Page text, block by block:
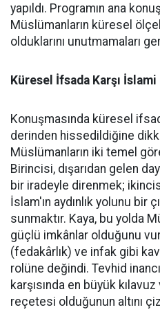
yapıldı. Programın ana
Müslümanların küresel
olduklarını unutmamaları
Küresel İfsada Karşı
Konuşmasında küresel
derinden hissedildiğine
Müslümanların iki temel
Birincisi, dışarıdan gelen
bir iradeyle direnmek;
İslam'ın aydınlık yolunu bir
sunmaktır. Kaya, bu yolda
güçlü imkânlar olduğunu
(fedakârlık) ve infak gibi
rolüne değindi. Tevhid
karşısında en büyük
reçetesi olduğunun altını